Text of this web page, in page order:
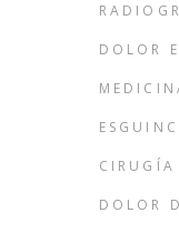
DOLOR
CIRUGÍA
DOLOR